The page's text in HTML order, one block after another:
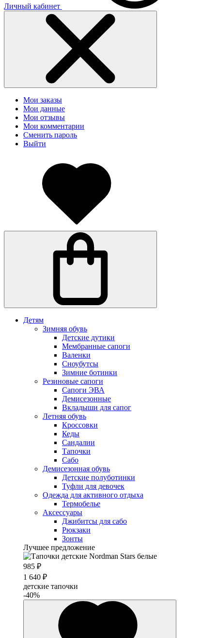
Личный кабинет
Мои заказы
Мои данные
Мои отзывы
Мои комментарии
Сменить пароль
Выйти
Детям
Зимняя обувь
Детские дутики
Мембранные сапоги
Валенки
Сноубутсы
Зимние ботинки
Резиновые сапоги
Сапоги ЭВА
Демисезонные
Вкладыши для сапог
Летняя обувь
Кроссовки
Кеды
Сандалии
Тапочки
Сабо
Демисезонная обувь
Детские полуботинки
Туфли для девочек
Одежда для активного отдыха
Термобелье
Аксессуары
Джибитсы для сабо
Рюкзаки
Зонты
Лучшее предложение
985 ₽
1 640 ₽
детские тапочки
-40%